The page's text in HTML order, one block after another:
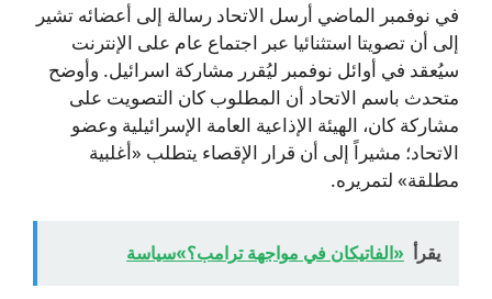
في نوفمبر الماضي أرسل الاتحاد رسالة إلى أعضائه تشير
إلى أن تصويتا استثنائيا عبر اجتماع عام على الإنترنت
سيُعقد في أوائل نوفمبر ليُقرر مشاركة اسرائيل. وأوضح
متحدث باسم الاتحاد أن المطلوب كان التصويت على
مشاركة كان، الهيئة الإذاعية العامة الإسرائيلية وعضو
الاتحاد؛ مشيراً إلى أن قرار الإقصاء يتطلب «أغلبية
مطلقة» لتمريره.
يقرأ «الفاتيكان في مواجهة ترامب؟»سياسة